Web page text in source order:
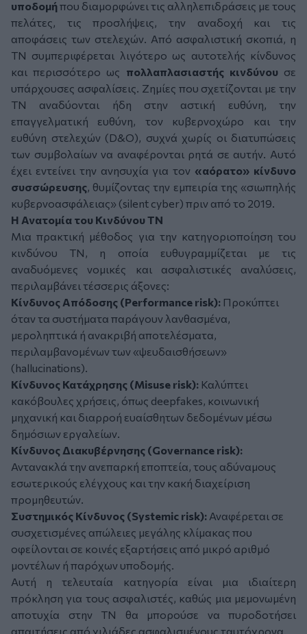
υποδομήπου διαμορφώνει τις αλληλεπιδράσεις με τους
πελάτες, τις προσλήψεις, την αναδοχή και τις
αποφάσεις των στελεχών. Από ασφαλιστική σκοπιά, η
ΤΝ συμπεριφέρεται λιγότερο ως αυτοτελής κίνδυνος
και περισσότερο ως πολλαπλασιαστής κινδύνου σε
υπάρχουσες ασφαλίσεις. Ζημίες που σχετίζονται με την
ΤΝ αναδύονται ήδη στην αστική ευθύνη, την
επαγγελματική ευθύνη, τον κυβερνοχώρο και την
ευθύνη στελεχών (D&O), συχνά χωρίς οι διατυπώσεις
των συμβολαίων να αναφέρονται ρητά σε αυτήν. Αυτό
έχει εντείνει την ανησυχία για τον «αόρατο» κίνδυνο
συσσώρευσης, θυμίζοντας την εμπειρία της «σιωπηλής
κυβερνοασφάλειας» (silent cyber) πριν από το 2019.
Η Ανατομία του Κινδύνου ΤΝ
Μια πρακτική μέθοδος για την κατηγοριοποίηση του
κινδύνου ΤΝ, η οποία ευθυγραμμίζεται με τις
αναδυόμενες νομικές και ασφαλιστικές αναλύσεις,
περιλαμβάνει τέσσερις άξονες:
Κίνδυνος Απόδοσης (Performance risk): Προκύπτει
όταν τα συστήματα παράγουν λανθασμένα,
μεροληπτικά ή ανακριβή αποτελέσματα,
περιλαμβανομένων των «ψευδαισθήσεων»
(hallucinations).
Κίνδυνος Κατάχρησης (Misuse risk): Καλύπτει
κακόβουλες χρήσεις, όπως deepfakes, κοινωνική
μηχανική και διαρροή ευαίσθητων δεδομένων μέσω
δημόσιων εργαλείων.
Κίνδυνος Διακυβέρνησης (Governance risk):
Αντανακλά την ανεπαρκή εποπτεία, τους αδύναμους
εσωτερικούς ελέγχους και την κακή διαχείριση
προμηθευτών.
Συστημικός Κίνδυνος (Systemic risk): Αναφέρεται σε
συσχετισμένες απώλειες μεγάλης κλίμακας που
οφείλονται σε κοινές εξαρτήσεις από μικρό αριθμό
μοντέλων ή παρόχων υποδομής.
Αυτή η τελευταία κατηγορία είναι μια ιδιαίτερη
πρόκληση για τους ασφαλιστές, καθώς μια μεμονωμένη
αποτυχία στην ΤΝ θα μπορούσε να πυροδοτήσει
απαιτήσεις από χιλιάδες ασφαλισμένους ταυτόχρονα.